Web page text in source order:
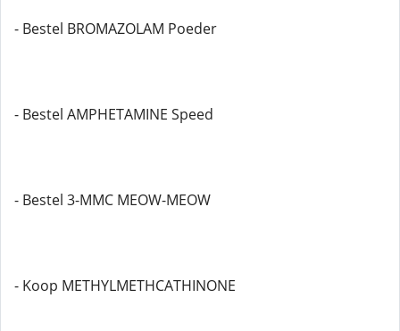
- Bestel BROMAZOLAM Poeder
- Bestel AMPHETAMINE Speed
- Bestel 3-MMC MEOW-MEOW
- Koop METHYLMETHCATHINONE